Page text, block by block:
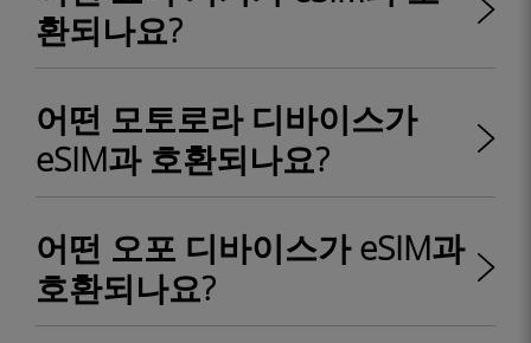
환되나요?
어떤 모토로라 디바이스가
eSIM과 호환되나요?
어떤 오포 디바이스가 eSIM과
호환되나요?